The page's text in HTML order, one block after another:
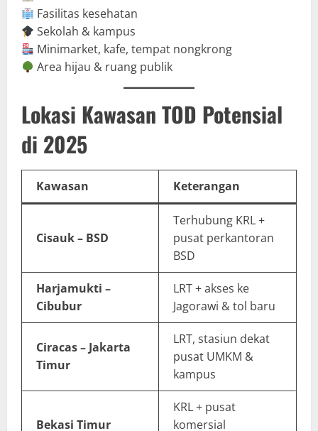
Fasilitas kesehatan
Sekolah & kampus
Minimarket, kafe, tempat nongkrong
Area hijau & ruang publik
Lokasi Kawasan TOD Potensial
di 2025
Kawasan Keterangan
Cisauk – BSD
Terhubung KRL +
pusat perkantoran
BSD
Harjamukti –
Cibubur
LRT + akses ke
Jagorawi & tol baru
Ciracas – Jakarta
Timur
LRT, stasiun dekat
pusat UMKM &
kampus
Bekasi Timur
KRL + pusat
komersial